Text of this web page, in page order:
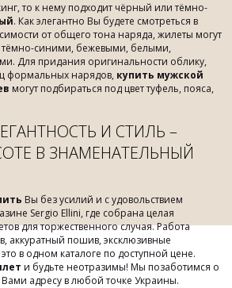
то к нему подходит чёрный или тёмно-
. Как элегантно Вы будете смотреться в
от общего тона наряда, жилеты могут
синими, бежевыми, белыми,
Для придания оригинальности облику,
формальных нарядов, купить мужской
могут подбираться под цвет туфель, пояса,
И СТИЛЬ –
В ЗНАМЕНАТЕЛЬНЫЙ
Вы без усилий и с удовольствием
Sergio Ellini, где собрана целая
для торжественного случая. Работа
аккуратный пошив, эксклюзивные
в одном каталоге по доступной цене.
и будьте неотразимы! Мы позаботимся о
Вами адресу в любой точке Украины.